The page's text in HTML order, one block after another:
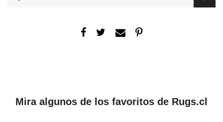
Mira algunos de los favoritos de Rugs.cl